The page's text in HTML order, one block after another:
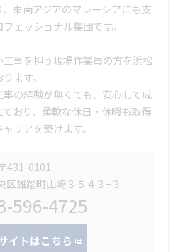
東南アジアのマレーシアにも支
ェッショナル集団です。
事を担う現場作業員の方を浜松
ます。
の経験が無くても、安心して成
おり、柔軟な休日・休暇も取得
リアを築けます。
431-0101
区雄踏町山崎３５４３−３
596-4725
イトはこちら